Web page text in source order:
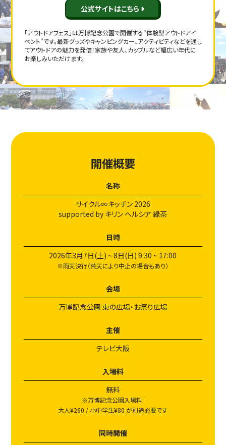
公式サイトはこちら
「アウトドアフェス」は万博記念公園で開催する"体験型アウトドアイ
ベント"です。最新グッズやキャンピングカー、アクティビティなどを通し
てアウトドアの魅力を発信！家族や友人、カップルなど幅広い年代に
お楽しみいただけます。
開催概要
名称
サイクル∞キッチン 2026
supported by キリン ヘルシア 緑茶
日時
2026年3月7日(土) ~ 8日(日) 9:30 ~ 17:00
※雨天決行（荒天により中止の場合もあり）
会場
万博記念公園 東の広場・お祭り広場
主催
テレビ大阪
入場料
無料
※万博記念公園入場料:
大人¥260 / 小中学生¥80 が別途必要です
同時開催